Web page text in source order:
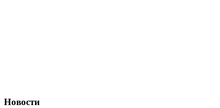
Новости